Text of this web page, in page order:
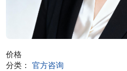
价格
分类： 官方咨询